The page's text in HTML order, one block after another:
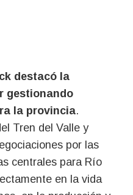
destacó la
gestionando
la provincia.
Tren del Valle y
por las
centrales para Río
en la vida